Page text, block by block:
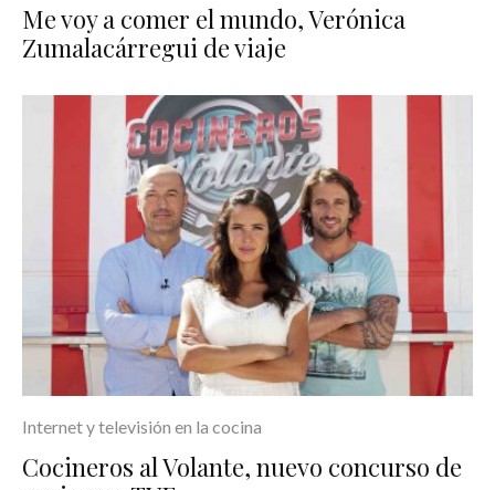
Me voy a comer el mundo, Verónica
Zumalacárregui de viaje
Internet y televisión en la cocina
Cocineros al Volante, nuevo concurso de